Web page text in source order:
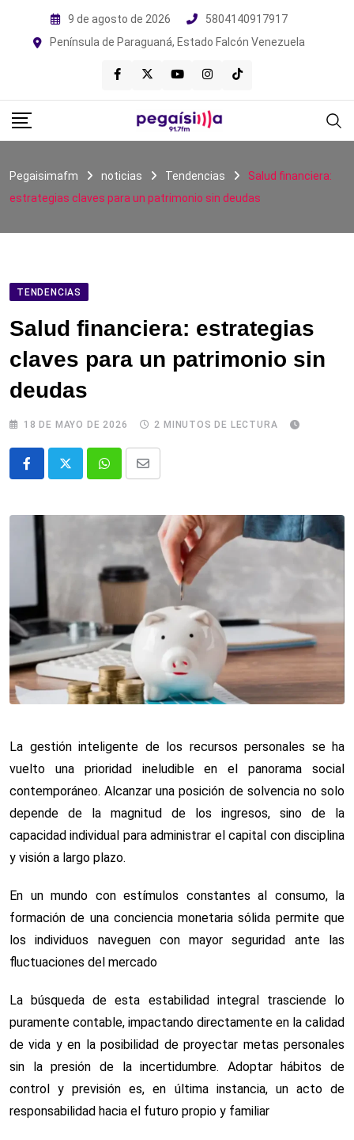
9 de agosto de 2026
5804140917917
Península de Paraguaná, Estado Falcón Venezuela
Pegaisimafm noticias Tendencias
Salud financiera:
estrategias claves para un patrimonio sin deudas
TENDENCIAS
Salud financiera: estrategias
claves para un patrimonio sin
deudas
18 DE MAYO DE 2026 2 MINUTOS DE LECTURA
WhatsappComparte
email
La gestión inteligente de los recursos personales se ha
vuelto una prioridad ineludible en el panorama social
contemporáneo. Alcanzar una posición de solvencia no solo
depende de la magnitud de los ingresos, sino de la
capacidad individual para administrar el capital con disciplina
y visión a largo plazo.
En un mundo con estímulos constantes al consumo, la
formación de una conciencia monetaria sólida permite que
los individuos naveguen con mayor seguridad ante las
fluctuaciones del mercado
La búsqueda de esta estabilidad integral trasciende lo
puramente contable, impactando directamente en la calidad
de vida y en la posibilidad de proyectar metas personales
sin la presión de la incertidumbre. Adoptar hábitos de
control y previsión es, en última instancia, un acto de
responsabilidad hacia el futuro propio y familiar